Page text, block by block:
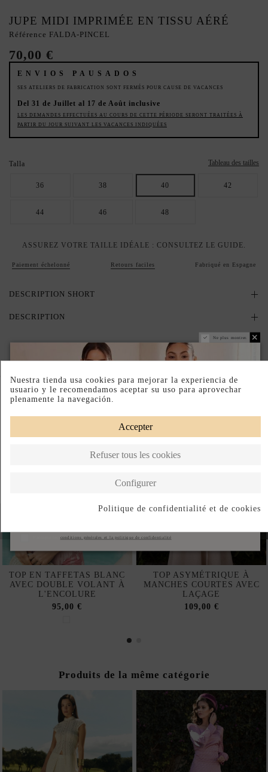
JUPE MIDI IMPRIMÉE EN TISSU AÉRÉ
Référence FALDA-PINCEL
70,00 €
ENVIOS PAUSADOS
SES ATELIERS DE FABRICATION SONT FERMÉS POUR CAUSE DE VACANCES
Del 31 de Juillet al 17 de Août inclusive
LES DEMANDES EFFECTUÉES AU COURS DE CETTE PÉRIODE SERONT TRAITÉES À
PARTIR DU JOUR SUIVANT LES VACANCES INDIQUÉES
Talla Tableau des tailles
36 38 40 42
44 46 48
ASSUREZ VOTRE TAILLE IDÉALE : CONSULTEZ LE GUIDE.
Paiement échelonné Retours faciles Fabriqué en Espagne
DESCRIPTION SHORT
DESCRIPTION
Complete your look
TOP EN TAFFETAS BLANC
AVEC DOUBLE VOLANT À
L'ENCOLURE
95,00 €
TOP ASYMÉTRIQUE À
MANCHES COURTES AVEC
LAÇAGE
109,00 €
Produits de la même catégorie
Ne plus montrer.
conditions générales et la politique de confidentialité
Nuestra tienda usa cookies para mejorar la experiencia de
usuario y le recomendamos aceptar su uso para aprovechar
plenamente la navegación.
Accepter
Refuser tous les cookies
Configurer
Politique de confidentialité et de cookies